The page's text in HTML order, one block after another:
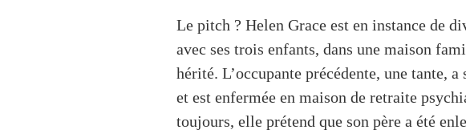
Le pitch ? Helen Grace est en instance de
avec ses trois enfants, dans une maison
hérité. L’occupante précédente, une tante,
et est enfermée en maison de retraite
toujours, elle prétend que son père a été